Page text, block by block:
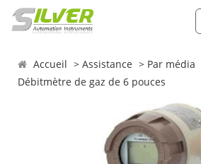
Accueil Assistance Par média
Débitmètre de gaz de 6 pouces